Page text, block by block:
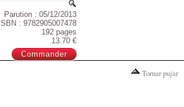
Parution : 05/12/2013
ISBN : 9782905007478
192 pages
13.70 €
Tornar pujar